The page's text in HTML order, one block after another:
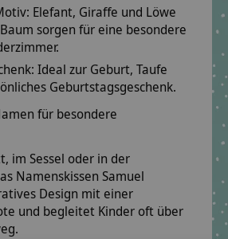
Elefant, Giraffe und Löwe
sorgen für eine besondere
Ideal zur Geburt, Taufe
Geburtstagsgeschenk.
für besondere
im Sessel oder in der
Namenskissen Samuel
Design mit einer
und begleitet Kinder oft über